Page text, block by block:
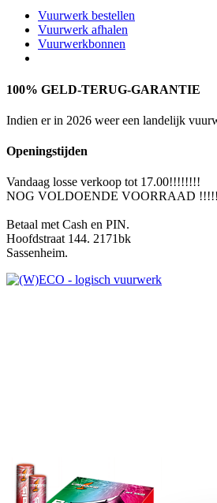
Vuurwerk bestellen
Vuurwerk afhalen
Vuurwerkbonnen
100% GELD-TERUG-GARANTIE
Indien er in 2026 weer een landelijk
Openingstijden
Vandaag losse verkoop tot 17.00!!!!!!!!
NOG VOLDOENDE VOORRAAD
Betaal met Cash en PIN.
Hoofdstraat 144. 2171bk
Sassenheim.